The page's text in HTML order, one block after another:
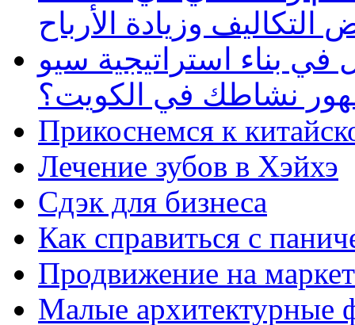
وزيادة الأرباح
بناء استراتيجية سيو
نشاطك في الكويت؟
Прикоснемся к
Лечение зубов в Хэйхэ
Сдэк для бизнеса
Как справиться с
Продвижение на
Малые архитектурные